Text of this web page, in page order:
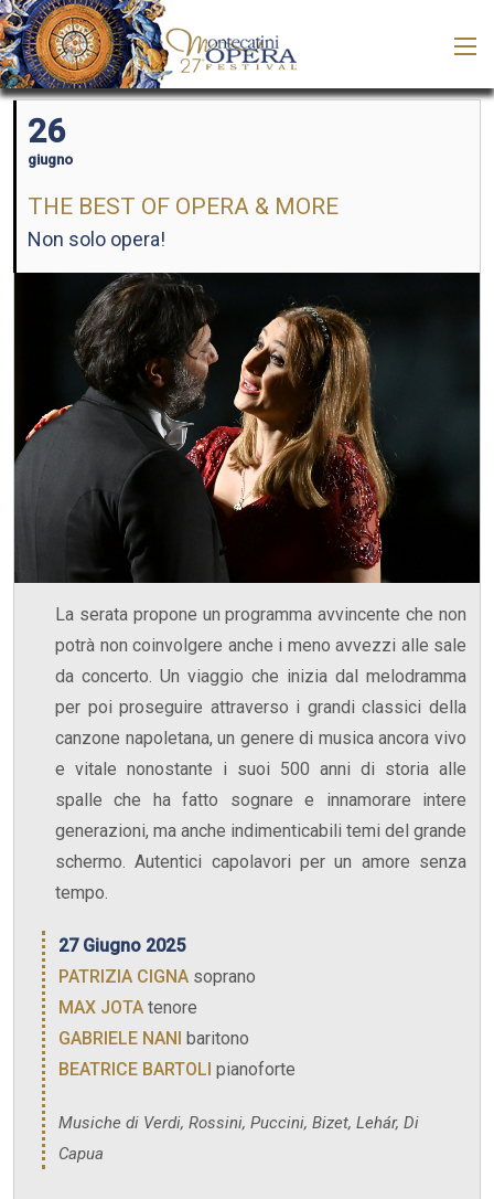
26
giugno
THE BEST OF OPERA & MORE
Non solo opera!
La serata propone un programma avvincente che non
potrà non coinvolgere anche i meno avvezzi alle sale
da concerto. Un viaggio che inizia dal melodramma
per poi proseguire attraverso i grandi classici della
canzone napoletana, un genere di musica ancora vivo
e vitale nonostante i suoi 500 anni di storia alle
spalle che ha fatto sognare e innamorare intere
generazioni, ma anche indimenticabili temi del grande
schermo. Autentici capolavori per un amore senza
tempo.
27 Giugno 2025
PATRIZIA CIGNA soprano
MAX JOTA tenore
GABRIELE NANI
baritono
BEATRICE BARTOLI pianoforte
Musiche di Verdi, Rossini, Puccini, Bizet, Lehár, Di
Capua